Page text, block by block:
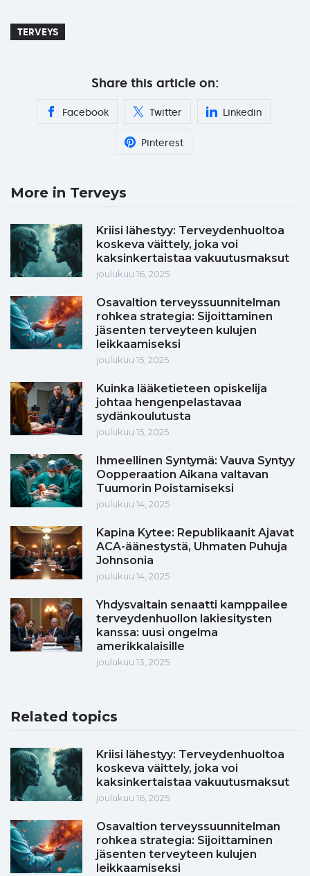
TERVEYS
Share this article on:
Facebook Twitter Linkedin
Pinterest
More in Terveys
Kriisi lähestyy: Terveydenhuoltoa
koskeva väittely, joka voi
kaksinkertaistaa vakuutusmaksut
joulukuu 16, 2025
Osavaltion terveyssuunnitelman
rohkea strategia: Sijoittaminen
jäsenten terveyteen kulujen
leikkaamiseksi
joulukuu 15, 2025
Kuinka lääketieteen opiskelija
johtaa hengenpelastavaa
sydänkoulutusta
joulukuu 15, 2025
Ihmeellinen Syntymä: Vauva Syntyy
Oopperaation Aikana valtavan
Tuumorin Poistamiseksi
joulukuu 14, 2025
Kapina Kytee: Republikaanit Ajavat
ACA-äänestystä, Uhmaten Puhuja
Johnsonia
joulukuu 14, 2025
Yhdysvaltain senaatti kamppailee
terveydenhuollon lakiesitysten
kanssa: uusi ongelma
amerikkalaisille
joulukuu 13, 2025
Related topics
Kriisi lähestyy: Terveydenhuoltoa
koskeva väittely, joka voi
kaksinkertaistaa vakuutusmaksut
joulukuu 16, 2025
Osavaltion terveyssuunnitelman
rohkea strategia: Sijoittaminen
jäsenten terveyteen kulujen
leikkaamiseksi